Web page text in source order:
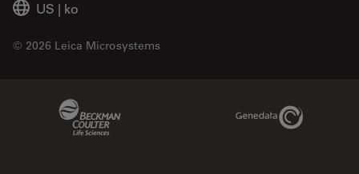
US | ko
© 2026 Leica Microsystems
Genedata Link